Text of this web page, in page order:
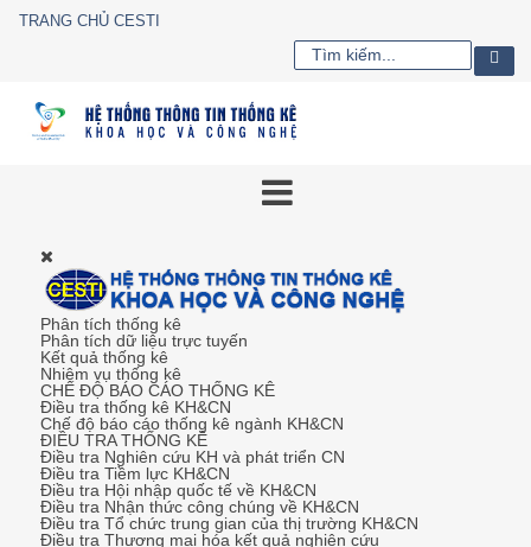
TRANG CHỦ CESTI
Phân tích thống kê
Phân tích dữ liệu trực tuyến
Kết quả thống kê
Nhiệm vụ thống kê
CHẾ ĐỘ BÁO CÁO THỐNG KÊ
Điều tra thống kê KH&CN
Chế độ báo cáo thống kê ngành KH&CN
ĐIỀU TRA THỐNG KÊ
Điều tra Nghiên cứu KH và phát triển CN
Điều tra Tiềm lực KH&CN
Điều tra Hội nhập quốc tế về KH&CN
Điều tra Nhận thức công chúng về KH&CN
Điều tra Tổ chức trung gian của thị trường KH&CN
Điều tra Thương mại hóa kết quả nghiên cứu